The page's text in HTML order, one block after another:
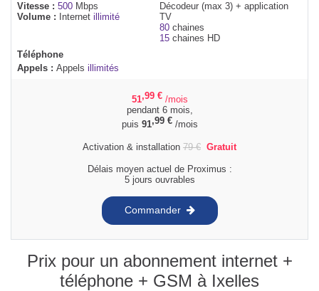
Vitesse : 500 Mbps
Volume :
Internet illimité
Décodeur (max 3) + application
TV
80 chaines
15 chaines HD
Téléphone
Appels : Appels illimités
51,99 € /mois
pendant 6 mois,
puis 91,99 €/mois
Activation & installation 79€ Gratuit
Délais moyen actuel de Proximus :
5 jours ouvrables
Commander
Prix pour un abonnement internet +
téléphone + GSM à Ixelles